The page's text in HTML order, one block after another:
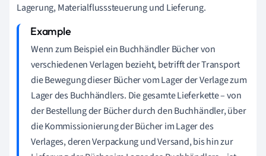
Lagerung, Materialflusssteuerung und Lieferung.
Wenn zum Beispiel ein Buchhändler Bücher von
verschiedenen Verlagen bezieht, betrifft der Transport
die Bewegung dieser Bücher vom Lager der Verlage zum
Lager des Buchhändlers. Die gesamte Lieferkette – von
der Bestellung der Bücher durch den Buchhändler, über
die Kommissionierung der Bücher im Lager des
Verlages, deren Verpackung und Versand, bis hin zur